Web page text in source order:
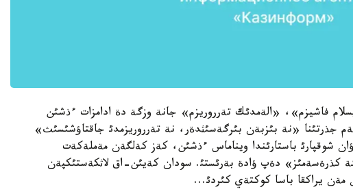
فاشيزم»، «الةمدئك تةرروريزم» جانة وزگة دة ادامزات ءذشئن
جذرتئنا «نة بئزبةن بئرگةسئثدةر، نة تةرروريزمدئ جاقتاؤشئسئث»
باستارئندا ويناماس ءذشئن، كةز كةلگةن مةملةكةت
كذرةسةمئز» دةپ ؤادة بةرئستئ. سودان كةيئن-اق لاثكةستئكپةن
يراكقا باسا كوكتةي كئردئ...